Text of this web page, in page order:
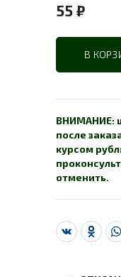
55 ₽
В
ВНИМАНИЕ:
после
курсом
отменить.
VK